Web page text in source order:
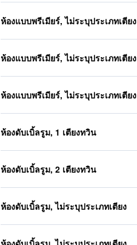
ห้องแบบพรีเมียร์, ไม่ระบุประเภทเตียง
ห้องแบบพรีเมียร์, ไม่ระบุประเภทเตียง
ห้องแบบพรีเมียร์, ไม่ระบุประเภทเตียง
ห้องดับเบิ้ลรูม, 1 เตียงทวิน
ห้องดับเบิ้ลรูม, 2 เตียงทวิน
ห้องดับเบิ้ลรูม, ไม่ระบุประเภทเตียง